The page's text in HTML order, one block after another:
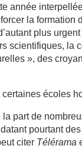
année
la formation
plus
scientifiques, la
», des
écoles
part de
pourtant
citer Télérama